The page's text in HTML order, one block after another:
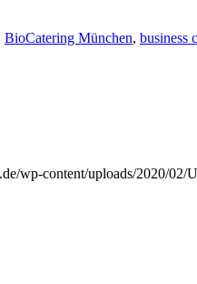
BioCatering München, business
wp-content/uploads/2020/02/